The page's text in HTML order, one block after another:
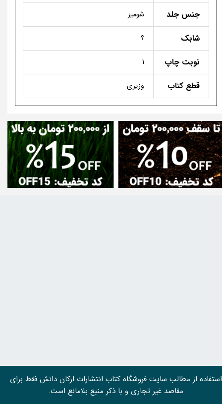
جنس جلد شومیز
شابک ؟
نوبت چاپ 1
قطع کتاب وزیری
استفاده از مطالب سايت فروشگاه کتاب انتشارات ارکان دانش فقط برای
مقاصد غیر تجاری و با ذکر منبع بلامانع است.